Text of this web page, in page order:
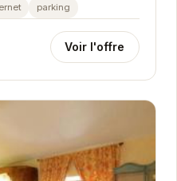
parking
Voir l'offre